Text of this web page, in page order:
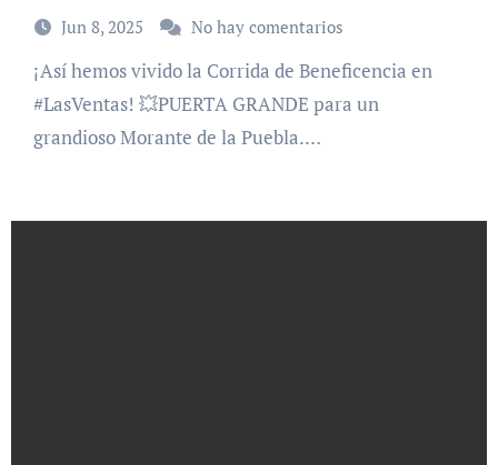
Jun 8, 2025 No hay comentarios
¡Así hemos vivido la Corrida de Beneficencia en
#LasVentas! 💥PUERTA GRANDE para un
grandioso Morante de la Puebla.…